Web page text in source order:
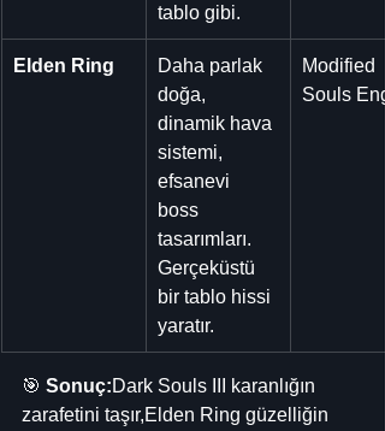
tablo gibi.
Elden Ring
Daha parlak
doğa,
dinamik hava
sistemi,
efsanevi
boss
tasarımları.
Gerçeküstü
bir tablo hissi
yaratır.
Modified
Souls
🎯 Sonuç:Dark Souls III karanlığın
zarafetini taşır,Elden Ring güzelliğin